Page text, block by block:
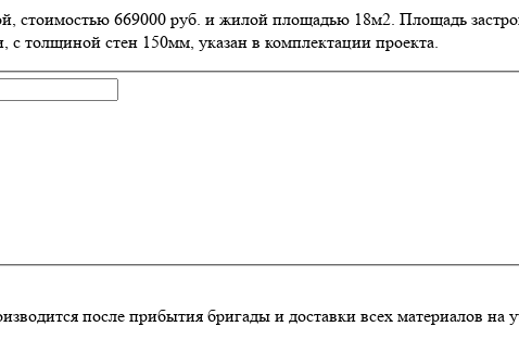
стоимостью 669000 руб. и жилой площадью 18м2. Площадь
толщиной стен 150мм, указан в комплектации проекта.
после прибытия бригады и доставки всех материалов на